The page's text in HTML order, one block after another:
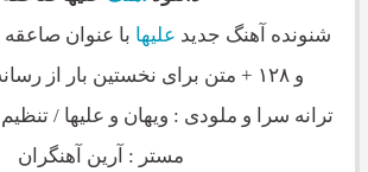
شنونده آهنگ جدید علیها
و ۱۲۸ + متن برای نخستین بار از رسانه
ترانه سرا و ملودی : ویهان و علیها /
مستر : آرین آهنگران